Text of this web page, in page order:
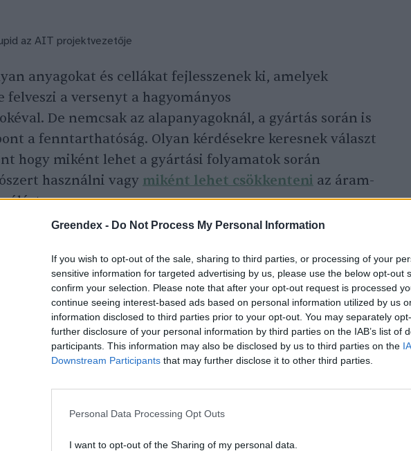
Greendex - Do Not Process My Personal Information
If you wish to opt-out of the sale, sharing to third parties, or processing of your
sensitive information for targeted advertising by us, please use the below opt-out
confirm your selection. Please note that after your opt-out request is processed
continue seeing interest-based ads based on personal information utilized by us
information disclosed to third parties prior to your opt-out. You may separately
further disclosure of your personal information by third parties on the IAB’s list of
participants. This information may also be disclosed by us to third parties on the
Downstream Participants that may further disclose it to other third parties.
Personal Data Processing Opt Outs
I want to opt-out of the Sharing of my personal data.
az AIT projektvezetője
anyagokat és cellákat fejlesszenek ki, amelyek
felveszi a versenyt a hagyományos
De nemcsak az alapanyagoknál, a gyártás során is
a fenntarthatóság. Olyan kérdésekre keresnek választ
hogy miként lehet a gyártási folyamatok során
használni vagy miként lehet csökkenteni az áram-